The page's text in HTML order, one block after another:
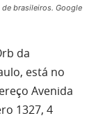
brasileiros. Google
da
está no
Avenida
1327, 4